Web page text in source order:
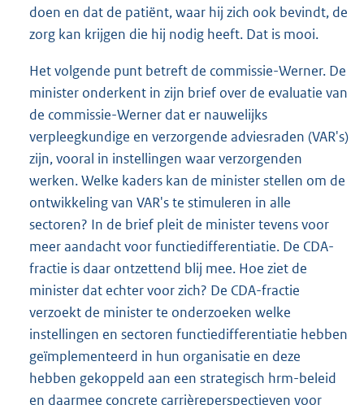
doen en dat de patiënt, waar hij zich ook bevindt, de
zorg kan krijgen die hij nodig heeft. Dat is mooi.
Het volgende punt betreft de commissie-Werner. De
minister onderkent in zijn brief over de evaluatie van
de commissie-Werner dat er nauwelijks
verpleegkundige en verzorgende adviesraden (VAR's)
zijn, vooral in instellingen waar verzorgenden
werken. Welke kaders kan de minister stellen om de
ontwikkeling van VAR's te stimuleren in alle
sectoren? In de brief pleit de minister tevens voor
meer aandacht voor functiedifferentiatie. De CDA-
fractie is daar ontzettend blij mee. Hoe ziet de
minister dat echter voor zich? De CDA-fractie
verzoekt de minister te onderzoeken welke
instellingen en sectoren functiedifferentiatie hebben
geïmplementeerd in hun organisatie en deze
hebben gekoppeld aan een strategisch hrm-beleid
en daarmee concrete carrièreperspectieven voor